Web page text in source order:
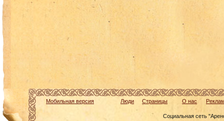
Мобильная версия Люди Страницы О нас
Социальная сеть